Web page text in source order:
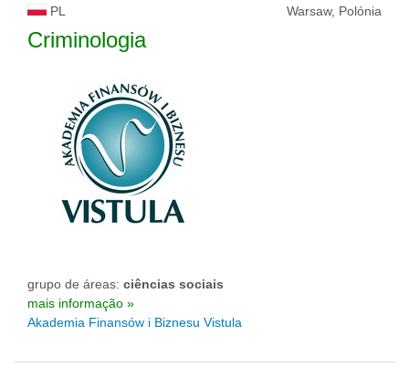
PL Warsaw, Polónia
Criminologia
grupo de áreas: ciências sociais
mais informação »
Akademia Finansów i Biznesu Vistula